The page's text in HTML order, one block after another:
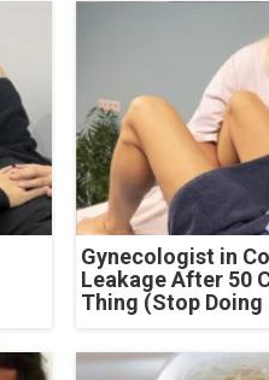
Gynecologist in
Leakage After 50
Thing (Stop Doing